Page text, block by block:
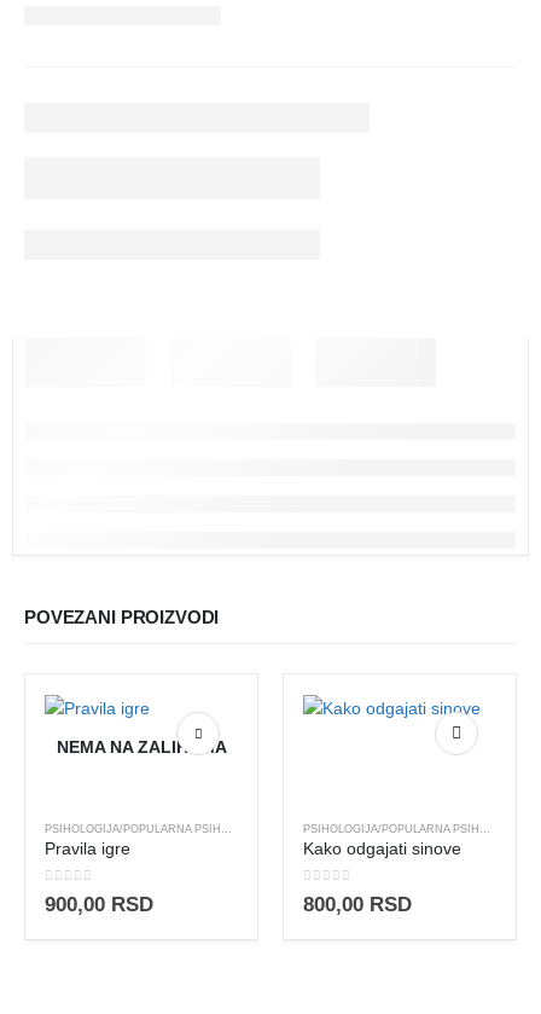
POVEZANI PROIZVODI
NEMA NA ZALIHAMA
Pravila igre
0out of 5
900,00 RSD
Kako odgajati sinove
0out of 5
800,00 RSD